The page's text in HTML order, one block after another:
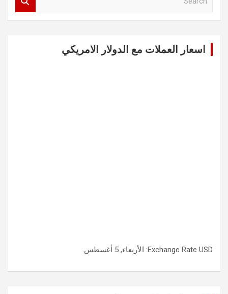
اسعار العملات مع الدولار الامريكي
Exchange Rate USD : الأربعاء, 5 أغسطس.